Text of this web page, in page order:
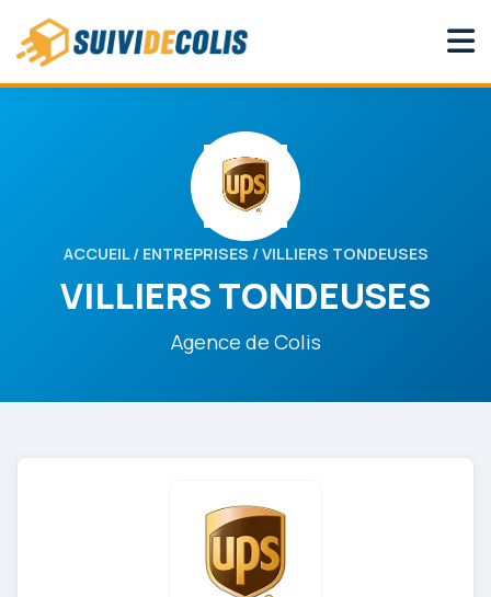
ACCUEIL/ ENTREPRISES / VILLIERS TONDEUSES
VILLIERS TONDEUSES
Agence de Colis